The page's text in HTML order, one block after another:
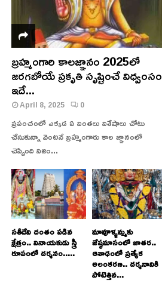
బ్రహ్మంగారి కాలజ్ఞానం 2025లో
జరగబోయే ప్రకృతి సృష్టించే విధ్వంసం
ఇదే...
April 8, 2025 0
ప్రపంచంలో ఎక్కడ ఏ వింతలు విశేషాలు చోటు
చేసుకున్నా వెంటనే బ్రహ్మంగారు కాల జ్ఞానంలో
చెప్పింది నిజం...
సతీదేవి దంతం పడిన
క్షేత్రం.. వినాయకుడు స్త్రీ
రూపంలో దర్శనం.....
మావూళ్ళమ్మకు
జేష్ఠమాసంలో జాతర..
ఆశాఢంలో ప్రత్యేక
అలంకరణ.. దర్శనానికి
పోటెత్తిన...